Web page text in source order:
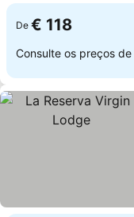
De € 118
Consulte os preços de